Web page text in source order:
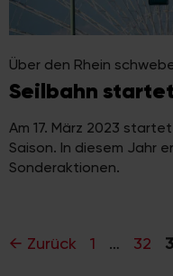
Über den Rhein
Seilbahn
Am 17. März 2023
Saison. In diesem Jahr
Sonderaktionen.
← Zurück Seite
1 … Seite
32